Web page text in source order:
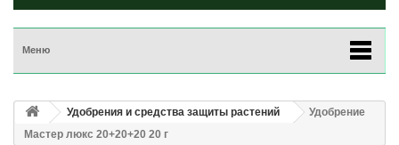
Меню
Удобрения и средства защиты растений
Удобрение
Мастер люкс 20+20+20 20 г